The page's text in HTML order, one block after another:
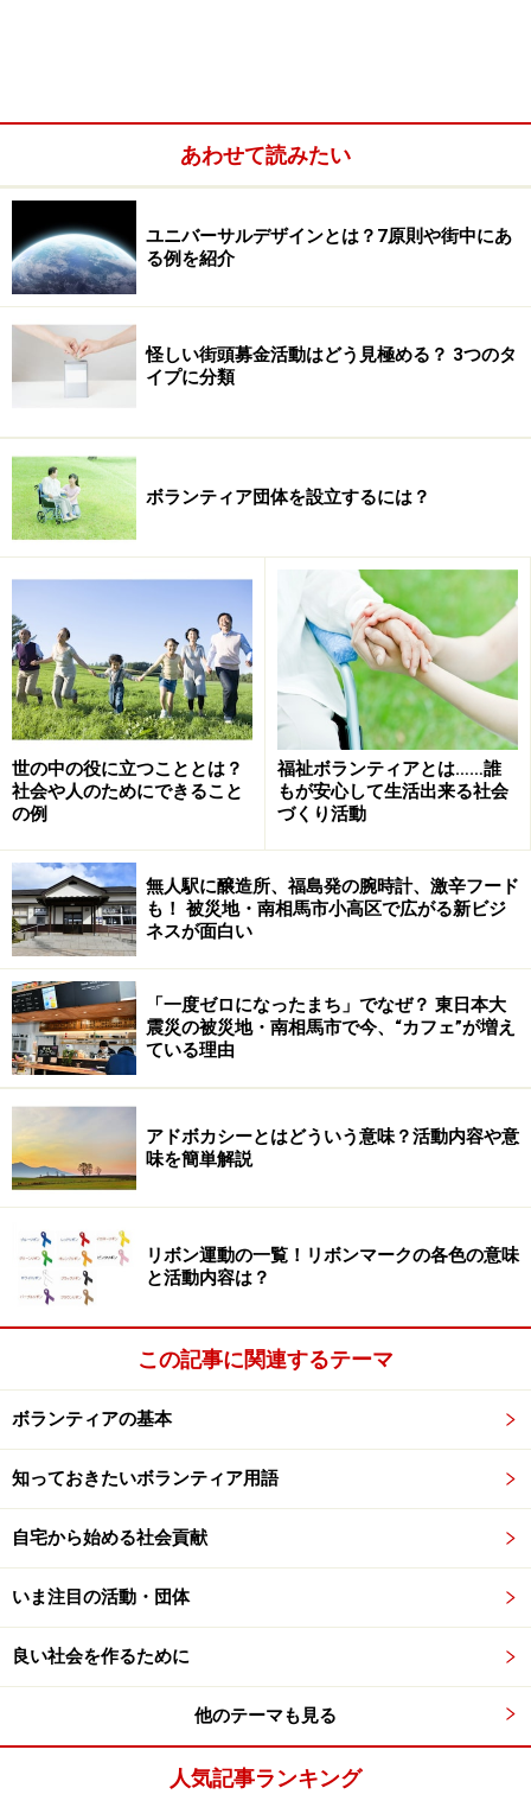
には沿岸部が津波の被害を受けました。さらに、東京電
力福島第一原子力発電所の事故の影響で、小高区のすべ
てと原町区の南側一部が第一原発から半径20km圏内の警
戒区域となり全住民が避難。残りの原町区と鹿島区の一
部が半径20km以上半径30km圏内の計画的避難区域及び
緊急時避難準備区域となったまちです。
当時、約7万1000人だった人口のうち、3万2000人が市
くらいかは把握できていないため正確な数字は分かりま
せん。その後、避難指示が解除されたのは、2016年7月
です。
その地で今、「カフェ」が増えていると聞くと不思議に
思う人もいるかもしれません。実はカフェだけではな
く、南相馬市で個性的な起業をする人たちの姿が目立ち
ます。今回は、2024年3月2日、3日の2日間、南相馬市観
光協会が主催するサポーターツアー「南相馬のカフェの
魅力に触れるツアー」に参加して出会った移住者の起業
の様子をご紹介します。
一度ゼロになったまちで、ゼロからの出発
カフェ「アオスバシ」のオーナー、森山貴士さん
最初に伺ったのは2023年11月にオープンしたカフェ「ア
オスバシ」。オーナーの森山貴士さんは、東京でITエン
ジニアをしていましたが、2014年に原町区に移住し、避
難指示が解除された2016年に小高区へ居を移しました。
最初は避難指示が解除されたばかりでお店も何もなかっ
たため、地元の高校生を対象にキッチンカーでコーヒー
などを小高駅近くで移動販売する「Odaka Micro Stand
Bar（OMSB）」を開業し、2017年4月に一般社団法人オ
ムスビを創業。カフェ事業をベースに、ITを軸とした地
域課題解決で持続可能なまちづくりを目指し、現在もフ
リーランスのITエンジニアとして働きながらアオスバシ
を経営しています。
・日本中のおいしいご当地パンが勢ぞろい
パンは全国から選りすぐりの冷凍パンが集められていた
イベントスペースでは近隣だけではなく仙台市などからも講
師が訪れ、ワークショップやイベントが開かれています
カフェ1階は全国各地のご当地パンを取りそろえたパン
屋カフェ。森山さんの知人である世界一のバリスタがセ
あわせて読みたい
ユニバーサルデザインとは？7原則や街中にあ
る例を紹介
怪しい街頭募金活動はどう見極める？ 3つのタ
イプに分類
ボランティア団体を設立するには？
世の中の役に立つこととは？
社会や人のためにできること
の例
福祉ボランティアとは……誰
もが安心して生活出来る社会
づくり活動
無人駅に醸造所、福島発の腕時計、激辛フード
も！ 被災地・南相馬市小高区で広がる新ビジ
ネスが面白い
「一度ゼロになったまち」でなぜ？ 東日本大
震災の被災地・南相馬市で今、“カフェ”が増え
ている理由
アドボカシーとはどういう意味？活動内容や意
味を簡単解説
リボン運動の一覧！リボンマークの各色の意味
と活動内容は？
この記事に関連するテーマ
ボランティアの基本
知っておきたいボランティア用語
自宅から始める社会貢献
いま注目の活動・団体
良い社会を作るために
他のテーマも見る
人気記事ランキング